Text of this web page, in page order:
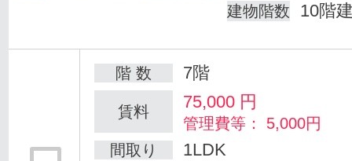
建物階数 10階
階 数 7階
賃料 75,000 円
管理費等： 5,000円
間取り
1LDK